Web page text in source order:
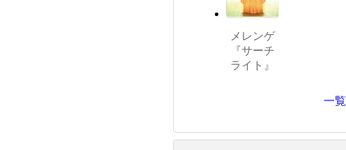
メレンゲ
『サーチ
ライト』
一